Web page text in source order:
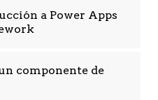
a Power Apps
componente de